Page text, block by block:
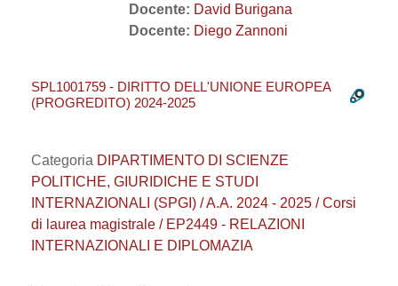
Docente: David Burigana
Docente: Diego Zannoni
SPL1001759 - DIRITTO DELL'UNIONE EUROPEA
(PROGREDITO) 2024-2025
Categoria DIPARTIMENTO DI SCIENZE
POLITICHE, GIURIDICHE E STUDI
INTERNAZIONALI (SPGI) / A.A. 2024 - 2025 / Corsi
di laurea magistrale / EP2449 - RELAZIONI
INTERNAZIONALI E DIPLOMAZIA